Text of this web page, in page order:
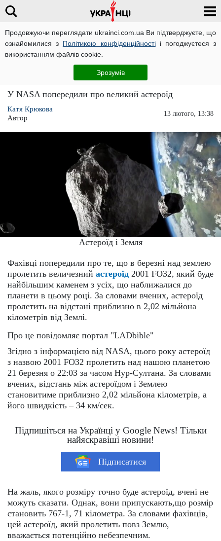
Продовжуючи переглядати ukrainci.com.ua Ви підтверджуєте, що
ознайомилися з Політикою конфіденційностіі погоджуєтеся з
використанням файлів cookie.
Зрозумів
Над землею пролетить небезпечний астероїд,
вчені попереджають
У NASA попередили про великий астероїд
Катя Крюкова
Автор
13 лютого, 13:38
Астероїд і Земля
Фахівці попередили про те, що в березні над землею
пролетить величезний астероїд 2001 FO32, який буде
найбільшим каменем з усіх, що наближалися до
планети в цьому році. За словами вчених, астероїд
пролетить на відстані приблизно в 2,02 мільйона
кілометрів від Землі.
Про це повідомляє портал "LADbible"
Згідно з інформацією від NASA, цього року астероїд
з назвою 2001 FO32 пролетить над нашою планетою
21 березня о 22:03 за часом Нур-Султана. За словами
вчених, відстань між астероїдом і Землею
становитиме приблизно 2,02 мільйона кілометрів, а
його швидкість – 34 км/сек.
Підпишіться на Українці у Google News! Тільки
найяскравіші новини!
Підписатися
На жаль, якого розміру точно буде астероїд, вчені не
можуть сказати. Однак, вони припускають,що розмір
становить 767-1, 71 кілометра. За словами фахівців,
цей астероїд, який пролетить повз Землю,
вважається потенційно небезпечним.